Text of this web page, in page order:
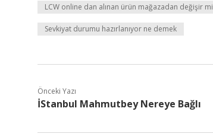
LCW online dan alınan ürün mağazadan değişir mi
Sevkiyat durumu hazırlanıyor ne demek
Önceki Yazı
İStanbul Mahmutbey Nereye Bağlı